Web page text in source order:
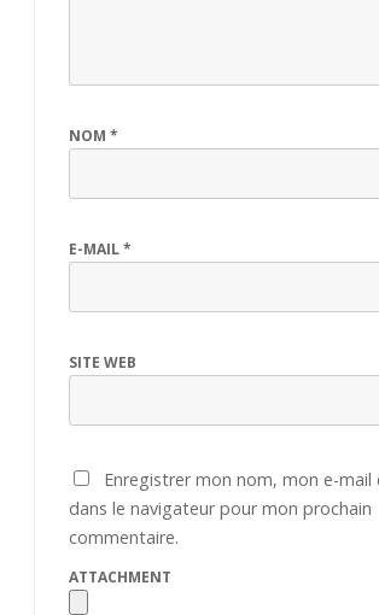
NOM *
E-MAIL*
SITE WEB
Enregistrer mon nom, mon e-
dans le navigateur pour mon prochain
commentaire.
ATTACHMENT